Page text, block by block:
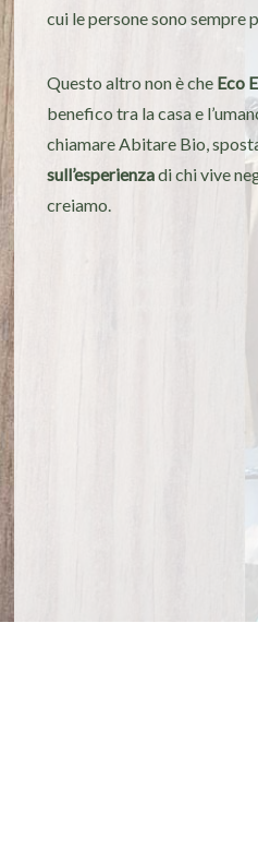
cui le persone sono sempre
Questo altro non è che Eco
benefico tra la casa e
chiamare Abitare Bio,
sull’esperienzadi chi vive
creiamo.